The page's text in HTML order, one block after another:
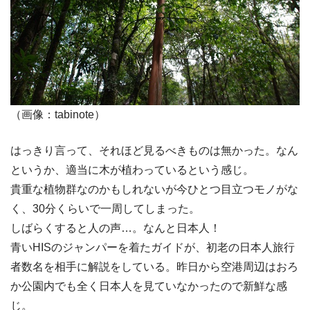
（画像：tabinote）
はっきり言って、それほど見るべきものは無かった。なん
というか、適当に木が植わっているという感じ。
貴重な植物群なのかもしれないが今ひとつ目立つモノがな
く、30分くらいで一周してしまった。
しばらくすると人の声…。なんと日本人！
青いHISのジャンパーを着たガイドが、初老の日本人旅行
者数名を相手に解説をしている。昨日から空港周辺はおろ
か公園内でも全く日本人を見ていなかったので新鮮な感
じ。